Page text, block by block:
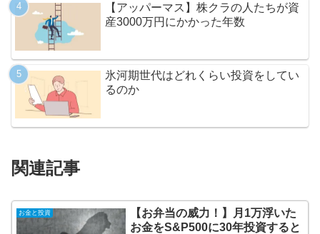
【アッパーマス】株クラの人たちが資
産3000万円にかかった年数
氷河期世代はどれくらい投資をしてい
るのか
関連記事
お金と投資
【お弁当の威力！】月1万浮いた
お金をS&P500に30年投資すると